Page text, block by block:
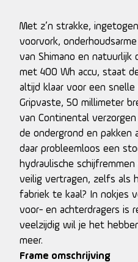
Met z’n strakke,
voorvork,
van Shimano en natuurlijk
met 400 Wh accu, staat
altijd klaar voor een
Gripvaste, 50 millimeter
van Continental
de ondergrond en pakken
daar probleemloos een
hydraulische
veilig vertragen, zelfs als
fabriek te kaal? In nokjes
voor- en achterdragers is
veelzijdig wil je het
meer.
Frame omschrijving